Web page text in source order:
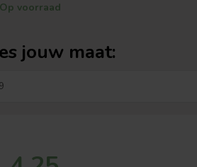
Op voorraad
jouw maat: